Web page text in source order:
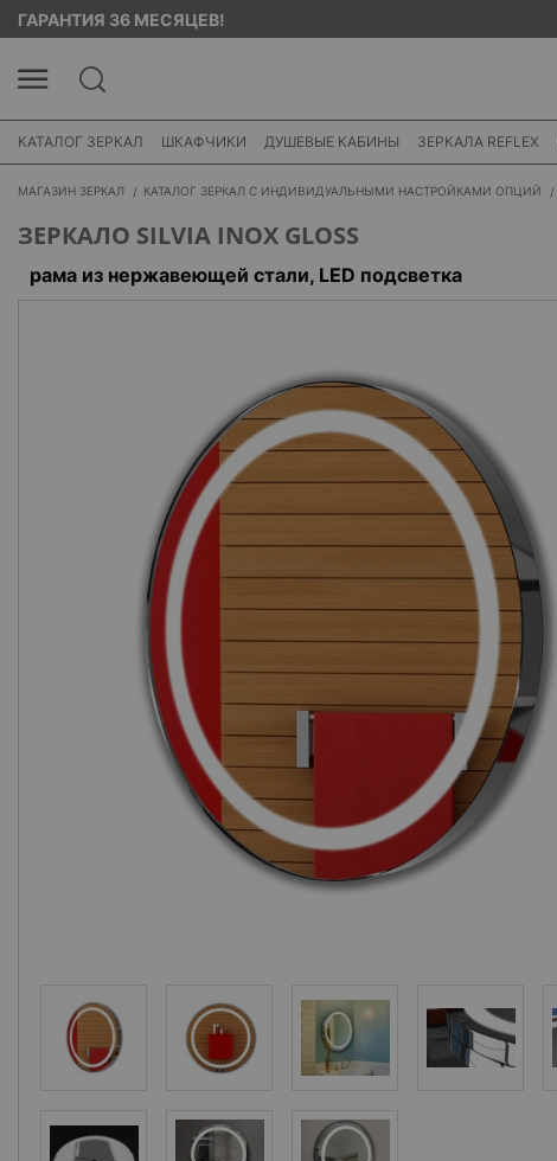
ГАРАНТИЯ 36 МЕСЯЦЕВ!
КАТАЛОГ ЗЕРКАЛ ШКАФЧИКИ ДУШЕВЫЕ КАБИНЫ ЗЕРКАЛА REFLEX
МАГАЗИН ЗЕРКАЛ КАТАЛОГ ЗЕРКАЛ С ИНДИВИДУАЛЬНЫМИ НАСТРОЙКАМИ ОПЦИЙ
ЗЕРКАЛО SILVIA INOX GLOSS
рама из нержавеющей стали, LED подсветка